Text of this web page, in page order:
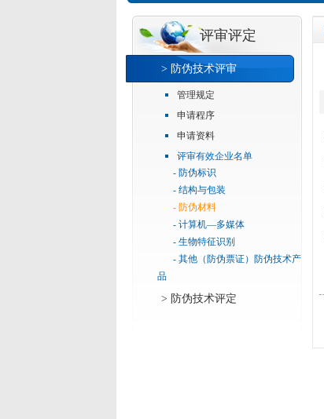
评审评定
> 防伪技术评审
管理规定
申请程序
申请资料
评审有效企业名单
- 防伪标识
- 结构与包装
- 防伪材料
- 计算机—多媒体
- 生物特征识别
- 其他（防伪票证）防伪技术产
品
> 防伪技术评定